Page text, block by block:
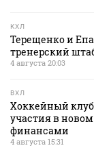
КХЛ
Терещенко и
тренерский
4 августа 20:03
ВХЛ
Хоккейный
участия в новом
финансами
4 августа 15:31